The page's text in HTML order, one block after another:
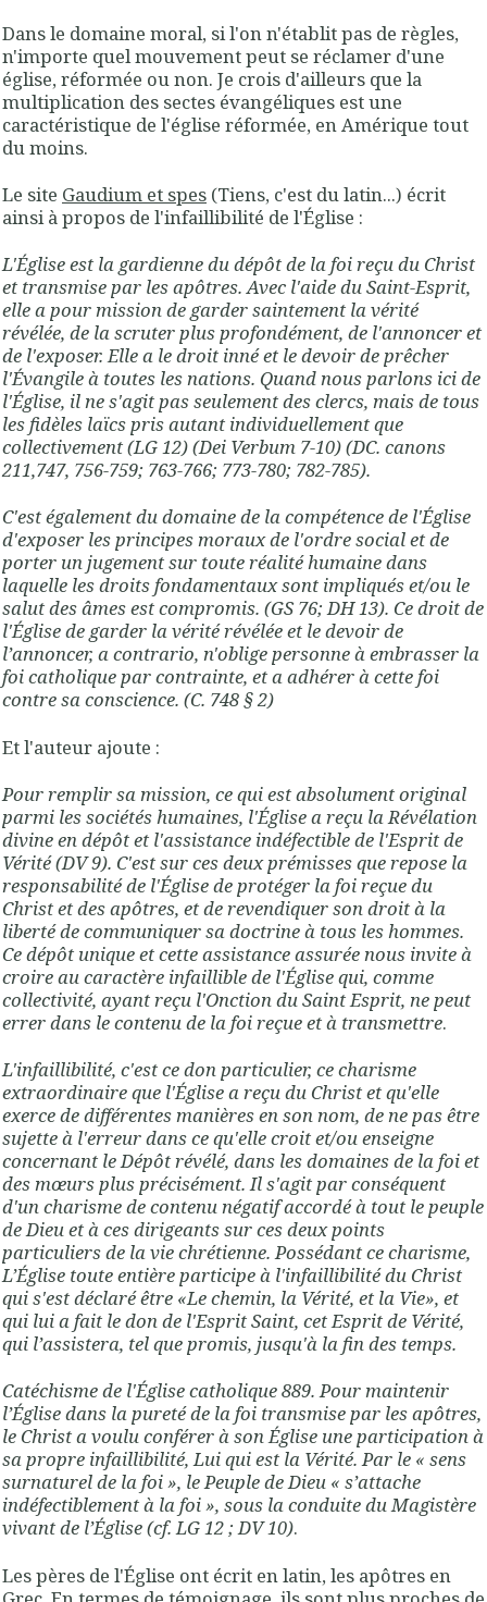
Dans le domaine moral, si l'on n'établit pas de règles,
n'importe quel mouvement peut se réclamer d'une
église, réformée ou non. Je crois d'ailleurs que la
multiplication des sectes évangéliques est une
caractéristique de l'église réformée, en Amérique tout
du moins.
Le site Gaudium et spes (Tiens, c'est du latin...) écrit
ainsi à propos de l'infaillibilité de l'Église :
L'Église est la gardienne du dépôt de la foi reçu du Christ
et transmise par les apôtres. Avec l'aide du Saint-Esprit,
elle a pour mission de garder saintement la vérité
révélée, de la scruter plus profondément, de l'annoncer et
de l'exposer. Elle a le droit inné et le devoir de prêcher
l'Évangile à toutes les nations. Quand nous parlons ici de
l'Église, il ne s'agit pas seulement des clercs, mais de tous
les fidèles laïcs pris autant individuellement que
collectivement (LG 12) (Dei Verbum 7-10) (DC. canons
211,747, 756-759; 763-766; 773-780; 782-785).
C'est également du domaine de la compétence de l'Église
d'exposer les principes moraux de l'ordre social et de
porter un jugement sur toute réalité humaine dans
laquelle les droits fondamentaux sont impliqués et/ou le
salut des âmes est compromis. (GS 76; DH 13). Ce droit de
l'Église de garder la vérité révélée et le devoir de
l’annoncer, a contrario, n'oblige personne à embrasser la
foi catholique par contrainte, et a adhérer à cette foi
contre sa conscience. (C. 748 § 2)
Et l'auteur ajoute :
Pour remplir sa mission, ce qui est absolument original
parmi les sociétés humaines, l'Église a reçu la Révélation
divine en dépôt et l'assistance indéfectible de l'Esprit de
Vérité (DV 9). C'est sur ces deux prémisses que repose la
responsabilité de l'Église de protéger la foi reçue du
Christ et des apôtres, et de revendiquer son droit à la
liberté de communiquer sa doctrine à tous les hommes.
Ce dépôt unique et cette assistance assurée nous invite à
croire au caractère infaillible de l'Église qui, comme
collectivité, ayant reçu l'Onction du Saint Esprit, ne peut
errer dans le contenu de la foi reçue et à transmettre.
L'infaillibilité, c'est ce don particulier, ce charisme
extraordinaire que l'Église a reçu du Christ et qu'elle
exerce de différentes manières en son nom, de ne pas être
sujette à l'erreur dans ce qu'elle croit et/ou enseigne
concernant le Dépôt révélé, dans les domaines de la foi et
des mœurs plus précisément. Il s'agit par conséquent
d'un charisme de contenu négatif accordé à tout le peuple
de Dieu et à ces dirigeants sur ces deux points
particuliers de la vie chrétienne. Possédant ce charisme,
L’Église toute entière participe à l'infaillibilité du Christ
qui s'est déclaré être «Le chemin, la Vérité, et la Vie», et
qui lui a fait le don de l'Esprit Saint, cet Esprit de Vérité,
qui l’assistera, tel que promis, jusqu'à la fin des temps.
Catéchisme de l'Église catholique 889. Pour maintenir
l’Église dans la pureté de la foi transmise par les apôtres,
le Christ a voulu conférer à son Église une participation à
sa propre infaillibilité, Lui qui est la Vérité. Par le « sens
surnaturel de la foi », le Peuple de Dieu « s’attache
indéfectiblement à la foi », sous la conduite du Magistère
vivant de l’Église (cf. LG 12 ; DV 10).
Les pères de l'Église ont écrit en latin, les apôtres en